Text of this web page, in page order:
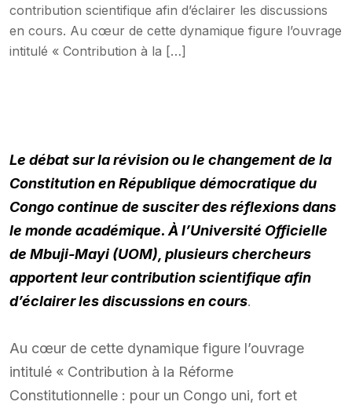
contribution scientifique afin d’éclairer les discussions
en cours. Au cœur de cette dynamique figure l’ouvrage
intitulé « Contribution à la […]
Le débat sur la révision ou le changement de la
Constitution en République démocratique du
Congo continue de susciter des réflexions dans
le monde académique. À l’Université Officielle
de Mbuji-Mayi (UOM), plusieurs chercheurs
apportent leur contribution scientifique afin
d’éclairer les discussions en cours.
Au cœur de cette dynamique figure l’ouvrage
intitulé « Contribution à la Réforme
Constitutionnelle : pour un Congo uni, fort et